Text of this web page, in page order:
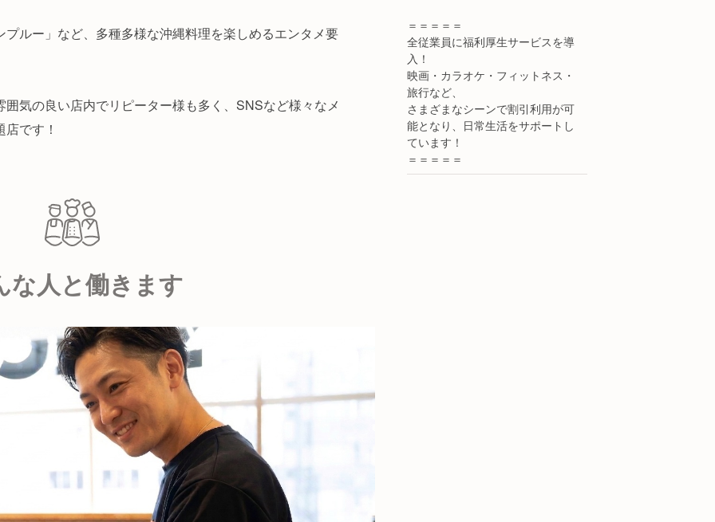
ルー」など、多種多様な沖縄料理を楽しめるエンタメ要
気の良い店内でリピーター様も多く、SNSなど様々なメ
です！
な人と働きます
＝＝＝＝＝
全従業員に福利厚生サービスを導
入！
映画・カラオケ・フィットネス・
旅行など、
さまざまなシーンで割引利用が可
能となり、日常生活をサポートし
ています！
＝＝＝＝＝